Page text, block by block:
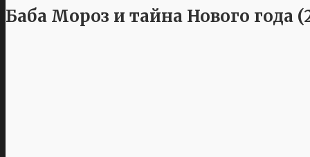
Баба Мороз и тайна Нового года